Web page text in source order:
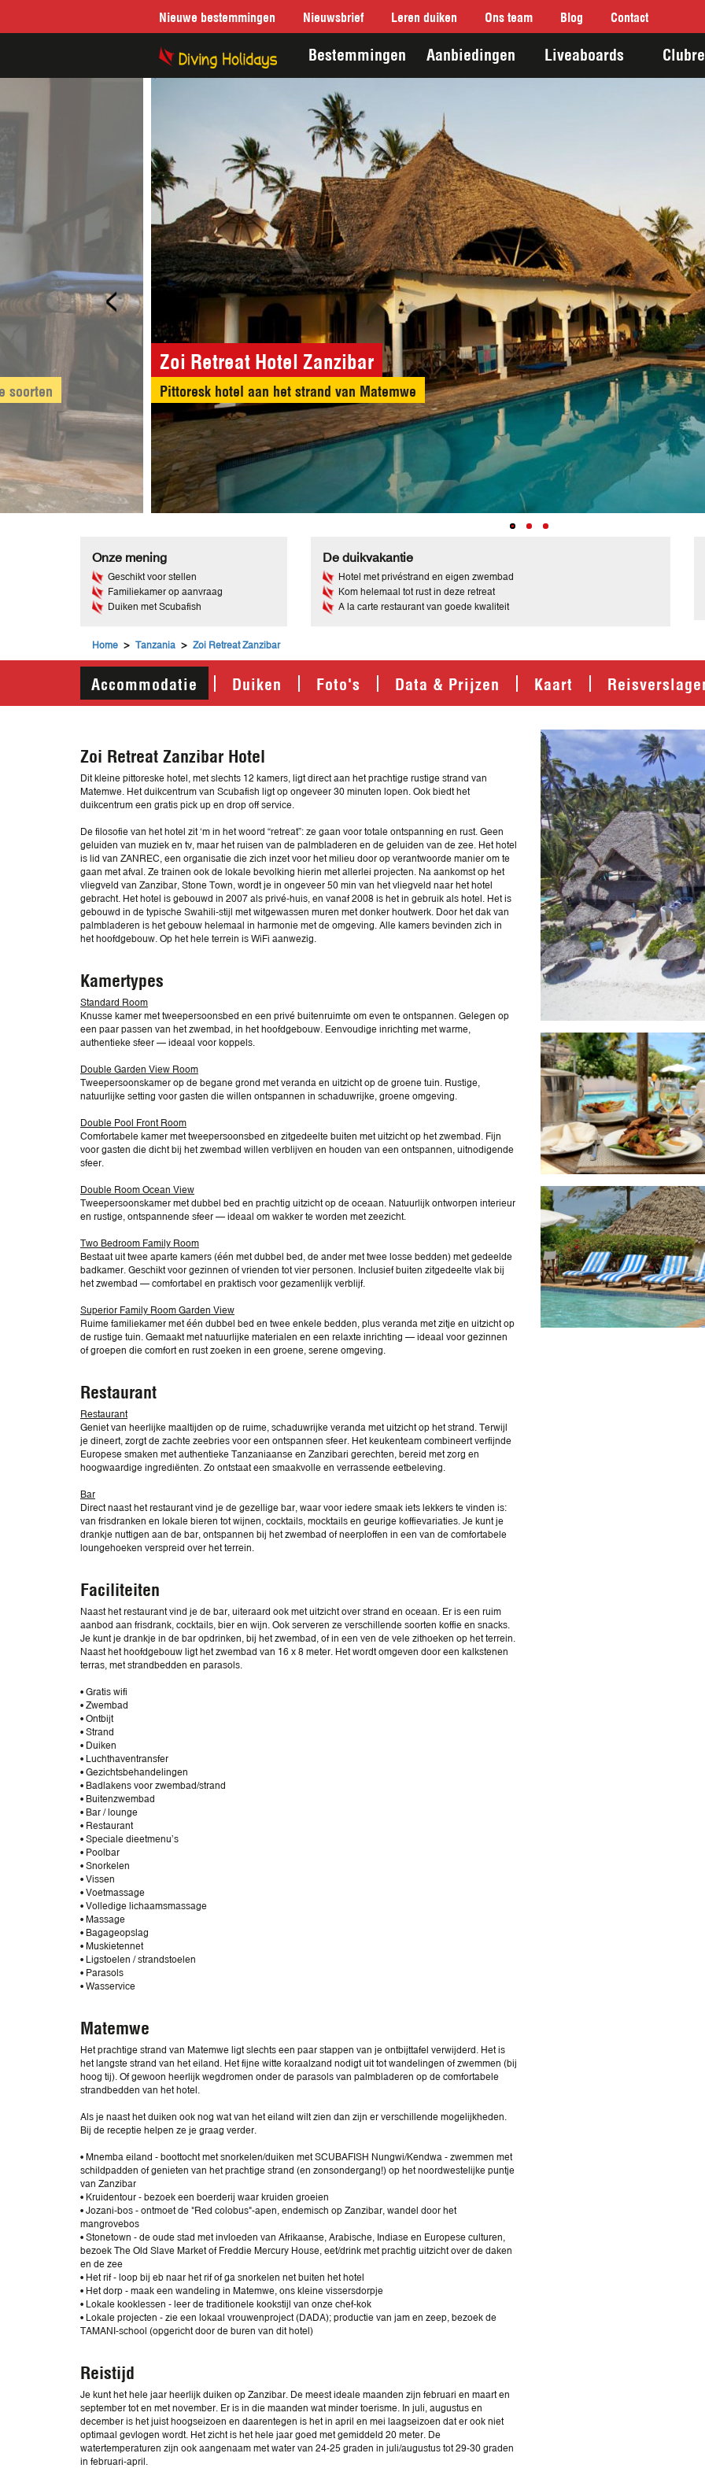
Nieuwe bestemmingen Nieuwsbrief Leren duiken Ons team Blog Contact
Bestemmingen Aanbiedingen Liveaboards
Zoi Retreat Hotel Zanzibar
Het fijne witte koraalzand nodigt uit tot wandelingen of om te zwemmen bij hoog tij
<
Onze mening
Geschikt voor stellen
Familiekamer op aanvraag
Duiken met Scubafish
De duikvakantie
Hotel met privéstrand en eigen zwembad
Kom helemaal tot rust in deze retreat
A la carte restaurant van goede kwaliteit
Home > Tanzania > Zoi Retreat Zanzibar
Accommodatie Duiken Foto's Data & Prijzen Kaart
Zoi Retreat Zanzibar Hotel
Dit kleine pittoreske hotel, met slechts 12 kamers, ligt direct aan het prachtige rustige strand van
Matemwe. Het duikcentrum van Scubafish ligt op ongeveer 30 minuten lopen. Ook biedt het
duikcentrum een gratis pick up en drop off service.
De filosofie van het hotel zit ‘m in het woord “retreat”: ze gaan voor totale ontspanning en rust. Geen
geluiden van muziek en tv, maar het ruisen van de palmbladeren en de geluiden van de zee. Het hotel
is lid van ZANREC, een organisatie die zich inzet voor het milieu door op verantwoorde manier om te
gaan met afval. Ze trainen ook de lokale bevolking hierin met allerlei projecten. Na aankomst op het
vliegveld van Zanzibar, Stone Town, wordt je in ongeveer 50 min van het vliegveld naar het hotel
gebracht. Het hotel is gebouwd in 2007 als privé-huis, en vanaf 2008 is het in gebruik als hotel. Het is
gebouwd in de typische Swahili-stijl met witgewassen muren met donker houtwerk. Door het dak van
palmbladeren is het gebouw helemaal in harmonie met de omgeving. Alle kamers bevinden zich in
het hoofdgebouw. Op het hele terrein is WiFi aanwezig.
Kamertypes
Standard Room
Knusse kamer met tweepersoonsbed en een privé buitenruimte om even te ontspannen. Gelegen op
een paar passen van het zwembad, in het hoofdgebouw. Eenvoudige inrichting met warme,
authentieke sfeer — ideaal voor koppels.
Double Garden View Room
Tweepersoonskamer op de begane grond met veranda en uitzicht op de groene tuin. Rustige,
natuurlijke setting voor gasten die willen ontspannen in schaduwrijke, groene omgeving.
Double Pool Front Room
Comfortabele kamer met tweepersoonsbed en zitgedeelte buiten met uitzicht op het zwembad. Fijn
voor gasten die dicht bij het zwembad willen verblijven en houden van een ontspannen, uitnodigende
sfeer.
Double Room Ocean View
Tweepersoonskamer met dubbel bed en prachtig uitzicht op de oceaan. Natuurlijk ontworpen interieur
en rustige, ontspannende sfeer — ideaal om wakker te worden met zeezicht.
Two Bedroom Family Room
Bestaat uit twee aparte kamers (één met dubbel bed, de ander met twee losse bedden) met gedeelde
badkamer. Geschikt voor gezinnen of vrienden tot vier personen. Inclusief buiten zitgedeelte vlak bij
het zwembad — comfortabel en praktisch voor gezamenlijk verblijf.
Superior Family Room Garden View
Ruime familiekamer met één dubbel bed en twee enkele bedden, plus veranda met zitje en uitzicht op
de rustige tuin. Gemaakt met natuurlijke materialen en een relaxte inrichting — ideaal voor gezinnen
of groepen die comfort en rust zoeken in een groene, serene omgeving.
Restaurant
Restaurant
Geniet van heerlijke maaltijden op de ruime, schaduwrijke veranda met uitzicht op het strand. Terwijl
je dineert, zorgt de zachte zeebries voor een ontspannen sfeer. Het keukenteam combineert verfijnde
Europese smaken met authentieke Tanzaniaanse en Zanzibari gerechten, bereid met zorg en
hoogwaardige ingrediënten. Zo ontstaat een smaakvolle en verrassende eetbeleving.
Bar
Direct naast het restaurant vind je de gezellige bar, waar voor iedere smaak iets lekkers te vinden is:
van frisdranken en lokale bieren tot wijnen, cocktails, mocktails en geurige koffievariaties. Je kunt je
drankje nuttigen aan de bar, ontspannen bij het zwembad of neerploffen in een van de comfortabele
loungehoeken verspreid over het terrein.
Faciliteiten
Naast het restaurant vind je de bar, uiteraard ook met uitzicht over strand en oceaan. Er is een ruim
aanbod aan frisdrank, cocktails, bier en wijn. Ook serveren ze verschillende soorten koffie en snacks.
Je kunt je drankje in de bar opdrinken, bij het zwembad, of in een ven de vele zithoeken op het terrein.
Naast het hoofdgebouw ligt het zwembad van 16 x 8 meter. Het wordt omgeven door een kalkstenen
terras, met strandbedden en parasols.
• Gratis wifi
• Zwembad
• Ontbijt
• Strand
• Duiken
• Luchthaventransfer
• Gezichtsbehandelingen
• Badlakens voor zwembad/strand
• Buitenzwembad
• Bar / lounge
• Restaurant
• Speciale dieetmenu’s
• Poolbar
• Snorkelen
• Vissen
• Voetmassage
• Volledige lichaamsmassage
• Massage
• Bagageopslag
• Muskietennet
• Ligstoelen / strandstoelen
• Parasols
• Wasservice
Matemwe
Het prachtige strand van Matemwe ligt slechts een paar stappen van je ontbijttafel verwijderd. Het is
het langste strand van het eiland. Het fijne witte koraalzand nodigt uit tot wandelingen of zwemmen (bij
hoog tij). Of gewoon heerlijk wegdromen onder de parasols van palmbladeren op de comfortabele
strandbedden van het hotel.
Als je naast het duiken ook nog wat van het eiland wilt zien dan zijn er verschillende mogelijkheden.
Bij de receptie helpen ze je graag verder.
• Mnemba eiland - boottocht met snorkelen/duiken met SCUBAFISH Nungwi/Kendwa - zwemmen met
schildpadden of genieten van het prachtige strand (en zonsondergang!) op het noordwestelijke puntje
van Zanzibar
• Kruidentour - bezoek een boerderij waar kruiden groeien
• Jozani-bos - ontmoet de "Red colobus"-apen, endemisch op Zanzibar, wandel door het
mangrovebos
• Stonetown - de oude stad met invloeden van Afrikaanse, Arabische, Indiase en Europese culturen,
bezoek The Old Slave Market of Freddie Mercury House, eet/drink met prachtig uitzicht over de daken
en de zee
• Het rif - loop bij eb naar het rif of ga snorkelen net buiten het hotel
• Het dorp - maak een wandeling in Matemwe, ons kleine vissersdorpje
• Lokale kooklessen - leer de traditionele kookstijl van onze chef-kok
• Lokale projecten - zie een lokaal vrouwenproject (DADA); productie van jam en zeep, bezoek de
TAMANI-school (opgericht door de buren van dit hotel)
Reistijd
Je kunt het hele jaar heerlijk duiken op Zanzibar. De meest ideale maanden zijn februari en maart en
september tot en met november. Er is in die maanden wat minder toerisme. In juli, augustus en
december is het juist hoogseizoen en daarentegen is het in april en mei laagseizoen dat er ook niet
optimaal gevlogen wordt. Het zicht is het hele jaar goed met gemiddeld 20 meter. De
watertemperaturen zijn ook aangenaam met water van 24-25 graden in juli/augustus tot 29-30 graden
in februari-april.